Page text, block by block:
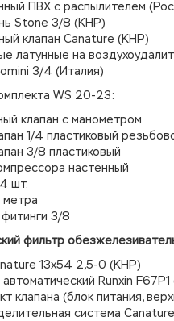
ПВХ с распылителем
Stone 3/8 (КНР)
клапан Canature (КНР)
латунные на
3/4 (Италия)
WS 20-23:
клапан с манометром
1/4 пластиковый
3/8 пластиковый
настенный
шт.
метра
3/8
фильтр
13х54 2,5-0 (КНР)
Runxin
клапана (блок питания,
система